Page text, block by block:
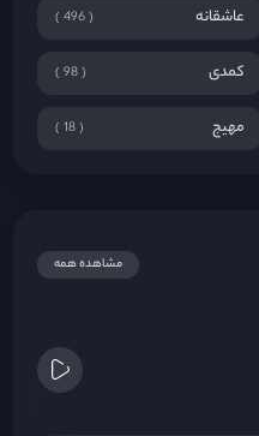
عاشقانه 496
کمدی 98
مهیج 18
مشاهده همه